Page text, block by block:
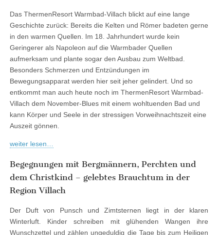
Das ThermenResort Warmbad-Villach blickt auf eine lange
Geschichte zurück: Bereits die Kelten und Römer badeten gerne
in den warmen Quellen. Im 18. Jahrhundert wurde kein
Geringerer als Napoleon auf die Warmbader Quellen
aufmerksam und plante sogar den Ausbau zum Weltbad.
Besonders Schmerzen und Entzündungen im
Bewegungsapparat werden hier seit jeher gelindert. Und so
entkommt man auch heute noch im ThermenResort Warmbad-
Villach dem November-Blues mit einem wohltuenden Bad und
kann Körper und Seele in der stressigen Vorweihnachtszeit eine
Auszeit gönnen.
weiter lesen…
Begegnungen mit Bergmännern, Perchten und
dem Christkind – gelebtes Brauchtum in der
Region Villach
Der Duft von Punsch und Zimtsternen liegt in der klaren
Winterluft. Kinder schreiben mit glühenden Wangen ihre
Wunschzettel und zählen ungeduldig die Tage bis zum Heiligen